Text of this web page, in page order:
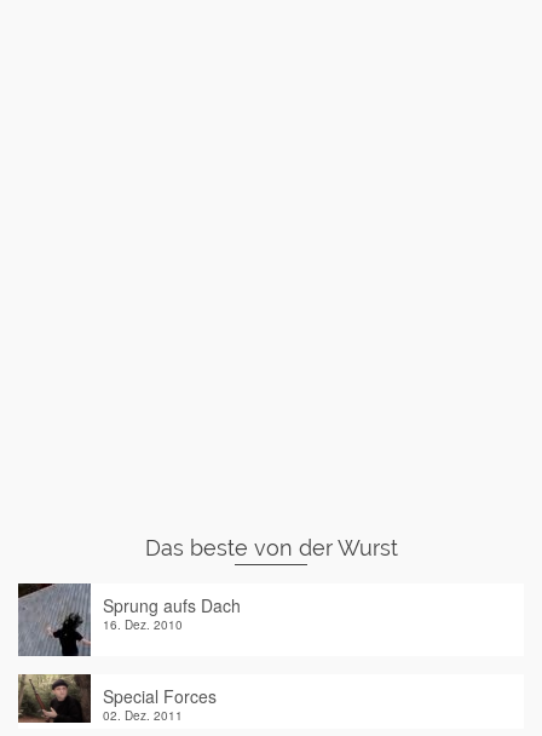
Das beste von der Wurst
Sprung aufs Dach
16. Dez. 2010
Special Forces
02. Dez. 2011